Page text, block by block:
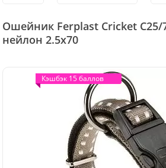
Ошейник Ferplast Cricket
нейлон 2.5x70
Кэшбэк 15 баллов
Кэшбэк 15 баллов